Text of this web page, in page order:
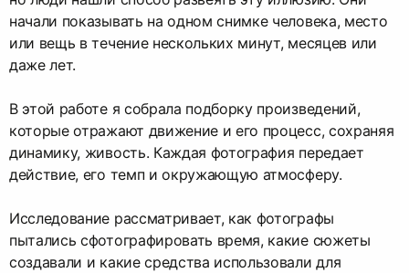
начали показывать на одном снимке человека, место
или вещь в течение нескольких минут, месяцев или
даже лет.
В этой работе я собрала подборку произведений,
которые отражают движение и его процесс, сохраняя
динамику, живость. Каждая фотография передает
действие, его темп и окружающую атмосферу.
Исследование рассматривает, как фотографы
пытались сфотографировать время, какие сюжеты
создавали и какие средства использовали для